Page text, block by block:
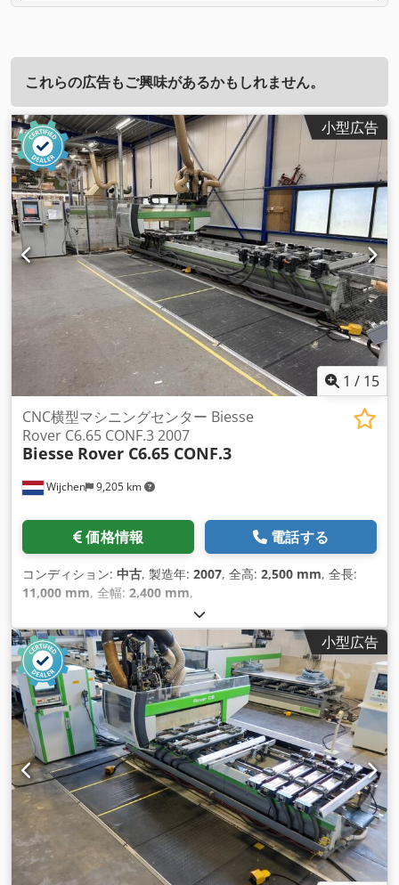
これらの広告もご興味があるかもしれません。
小型広告
1 / 15
Wijchen 9,205 km
CNC横型マシニングセンター Biesse
Rover C6.65 CONF.3 2007
Biesse Rover C6.65 CONF.3
価格情報 電話する
コンディション: 中古, 製造年: 2007, 全高: 2,500 mm, 全長:
11,000 mm, 全幅: 2,400 mm,
小型広告